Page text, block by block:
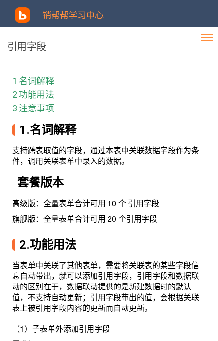
销帮帮学习中心
引用字段
1.名词解释
2.功能用法
3.注意事项
1.名词解释
支持跨表取值的字段，通过本表中关联数据字段作为条
件，调用关联表单中录入的数据。
套餐版本
高级版：全量表单合计可用 10 个 引用字段
旗舰版：全量表单合计可用 20 个引用字段
2.功能用法
当表单中关联了其他表单，需要将关联表的某些字段信
息自动带出，就可以添加引用字段，引用字段和数据联
动的区别在于，数据联动提供的是新建数据时的默认
值，不支持自动更新；引用字段带出的值，会根据关联
表上被引用字段内容的更新而自动更新。
（1）子表单外添加引用字段